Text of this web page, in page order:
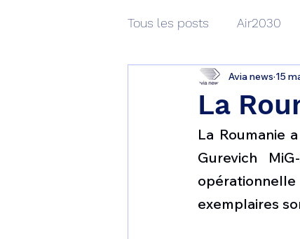
Tous les posts Air2030
Aviation & Défense
Patrimoine aéronautique
1 er avril Motorisation
La
Avia news 15
La Roumanie
Gurevich
exemplaires